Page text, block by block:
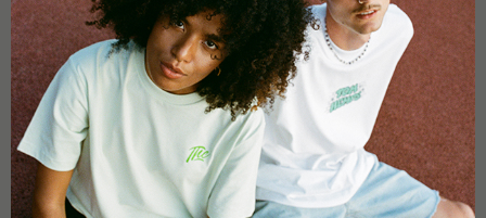
NOTICE D'EMBALLAGE
Le produit est destiné exclusivement à un usage commercial,
technique et scientifique. A conserver hors de portée des
enfants. Le produit ne peut pas être transporté à l’étranger.
L’ingestion et le tabagisme de ce produit sont strictement
interdits. Ces fleurs de chanvre industriel européen
transformées contiennent moins de 0,2 % de THC. Le nom du
produit n’a aucune signification ni aucun contexte par rapport